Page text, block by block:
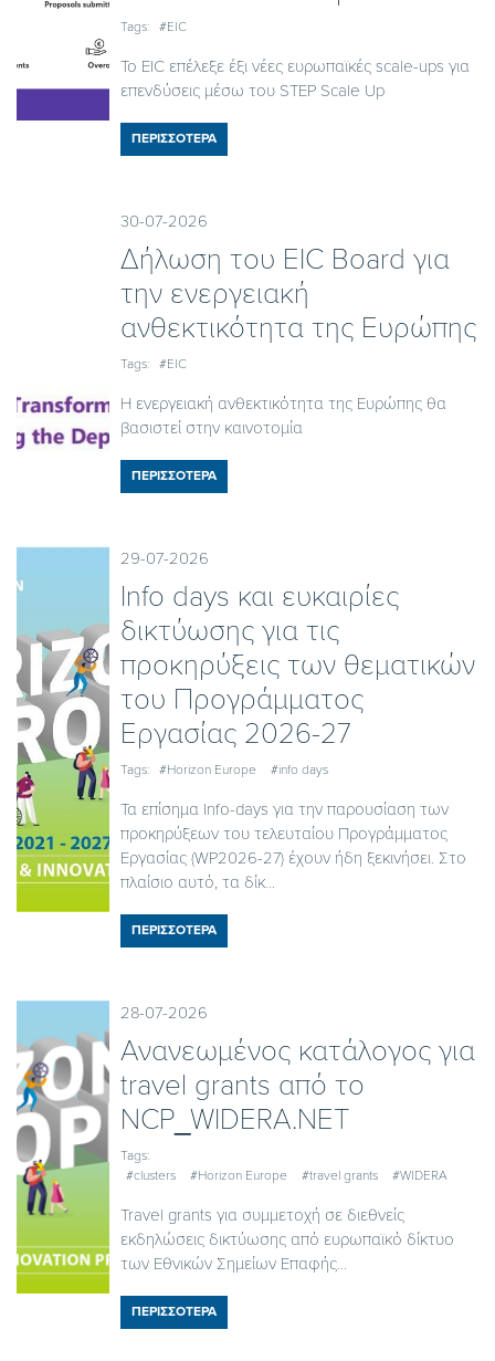
Tags: #EIC
Το EIC επέλεξε έξι νέες ευρωπαϊκές scale-ups για
επενδύσεις μέσω του STEP Scale Up
ΠΕΡΙΣΣΟΤΕΡΑ
30-07-2026
Δήλωση του EIC Board για
την ενεργειακή
ανθεκτικότητα της Ευρώπης
Tags: #EIC
Η ενεργειακή ανθεκτικότητα της Ευρώπης θα
βασιστεί στην καινοτομία
ΠΕΡΙΣΣΟΤΕΡΑ
29-07-2026
Ιnfo days και ευκαιρίες
δικτύωσης για τις
προκηρύξεις των θεματικών
του Προγράμματος
Εργασίας 2026-27
Tags: #Horizon Europe #info days
Τα επίσημα Info-days για την παρουσίαση των
προκηρύξεων του τελευταίου Προγράμματος
Εργασίας (WP2026-27) έχουν ήδη ξεκινήσει. Στο
πλαίσιο αυτό, τα δίκ...
ΠΕΡΙΣΣΟΤΕΡΑ
28-07-2026
Ανανεωμένος κατάλογος για
travel grants από το
NCP_WIDERA.NET
Tags:
#clusters
#Horizon Europe #travel grants #WIDERA
Travel grants για συμμετοχή σε διεθνείς
εκδηλώσεις δικτύωσης από ευρωπαϊκό δίκτυο
των Εθνικών Σημείων Επαφής...
ΠΕΡΙΣΣΟΤΕΡΑ